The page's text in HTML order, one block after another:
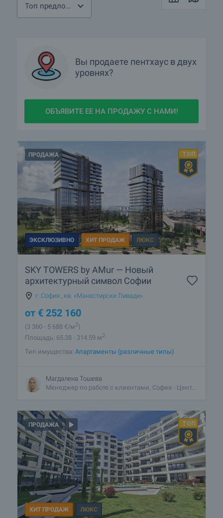
Топ предложения
Вы продаете пентхаус в двух
уровнях?
ОБЪЯВИТЕ ЕЕ НА ПРОДАЖУ С НАМИ!
ПРОДАЖА
ЭКСКЛЮЗИВНО ХИТ ПРОДАЖ ЛЮКС
SKY TOWERS by AMur — Новый
архитектурный символ Софии
г. София кв. «Манастирски Ливади»
от € 252 160
(3 360 - 5 688 €/м2)
Площадь: 65.38 - 314.59 м2
Тип имущества: Апартаменты (различные типы)
Магдалена Тошева
Менеджер по работе с клиентами, София - Центральный
ПРОДАЖА
ХИТ ПРОДАЖ ЛЮКС